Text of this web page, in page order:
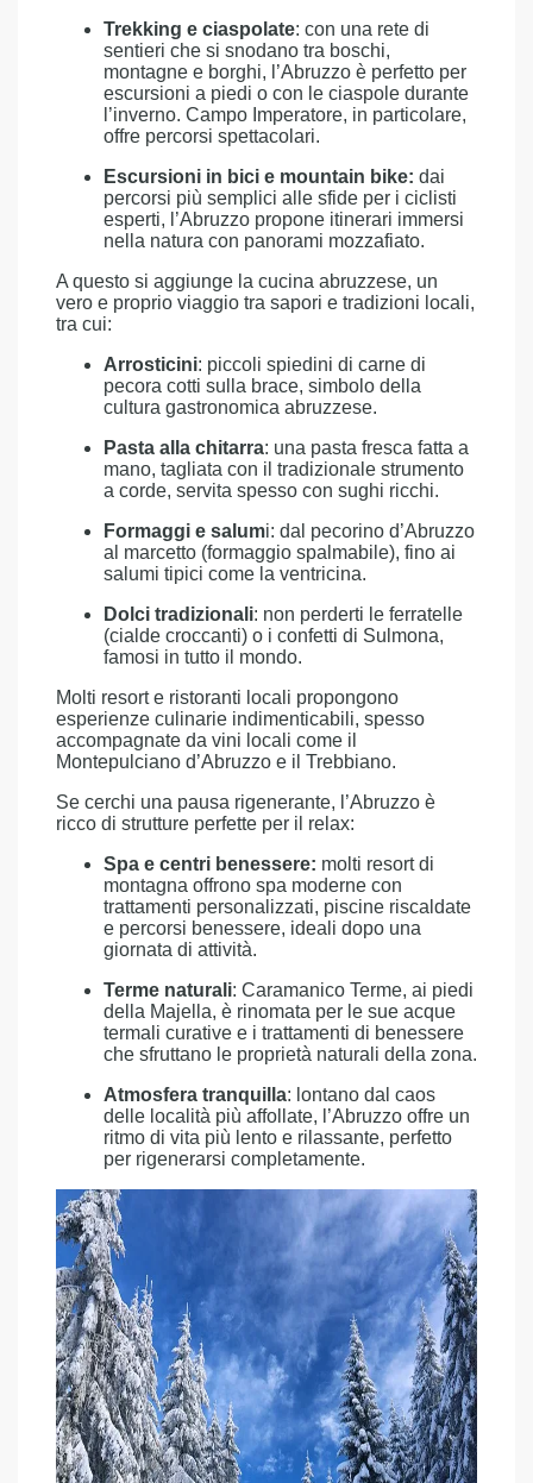
Trekking e ciaspolate: con una rete di
sentieri che si snodano tra boschi,
montagne e borghi, l’Abruzzo è perfetto per
escursioni a piedi o con le ciaspole durante
l’inverno. Campo Imperatore, in particolare,
offre percorsi spettacolari.
Escursioni in bici e mountain bike: dai
percorsi più semplici alle sfide per i ciclisti
esperti, l’Abruzzo propone itinerari immersi
nella natura con panorami mozzafiato.
A questo si aggiunge la cucina abruzzese, un
vero e proprio viaggio tra sapori e tradizioni locali,
tra cui:
Arrosticini: piccoli spiedini di carne di
pecora cotti sulla brace, simbolo della
cultura gastronomica abruzzese.
Pasta alla chitarra: una pasta fresca fatta a
mano, tagliata con il tradizionale strumento
a corde, servita spesso con sughi ricchi.
Formaggi e salumi: dal pecorino d’Abruzzo
al marcetto (formaggio spalmabile), fino ai
salumi tipici come la ventricina.
Dolci tradizionali: non perderti le ferratelle
(cialde croccanti) o i confetti di Sulmona,
famosi in tutto il mondo.
Molti resort e ristoranti locali propongono
esperienze culinarie indimenticabili, spesso
accompagnate da vini locali come il
Montepulciano d’Abruzzo e il Trebbiano.
Se cerchi una pausa rigenerante, l’Abruzzo è
ricco di strutture perfette per il relax:
Spa e centri benessere: molti resort di
montagna offrono spa moderne con
trattamenti personalizzati, piscine riscaldate
e percorsi benessere, ideali dopo una
giornata di attività.
Terme naturali: Caramanico Terme, ai piedi
della Majella, è rinomata per le sue acque
termali curative e i trattamenti di benessere
che sfruttano le proprietà naturali della zona.
Atmosfera tranquilla: lontano dal caos
delle località più affollate, l’Abruzzo offre un
ritmo di vita più lento e rilassante, perfetto
per rigenerarsi completamente.